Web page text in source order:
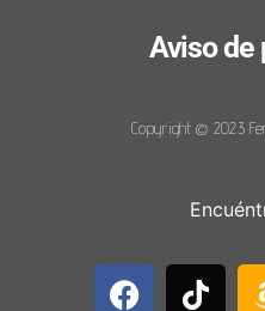
Aviso de
Copyright © 2023